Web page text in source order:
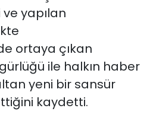
yapılan
ortaya çıkan
ile halkın haber
yeni bir sansür
kaydetti.